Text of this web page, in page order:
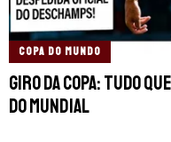
COPA DO MUNDO
Giro da Copa: Tudo
do Mundial